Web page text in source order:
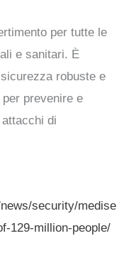
per tutte le
e sanitari. È
robuste e
prevenire e
di
security/medise
129-million-people/